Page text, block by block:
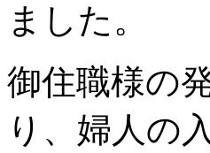
ました。
御住職様の
り、婦人の